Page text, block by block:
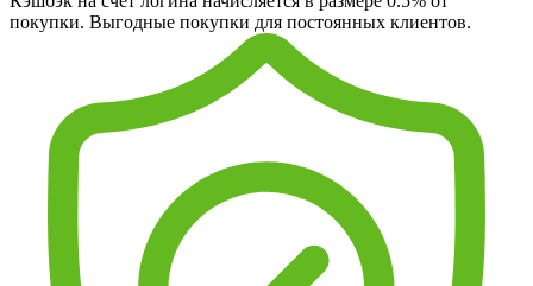
покупки. Выгодные покупки для постоянных клиентов.